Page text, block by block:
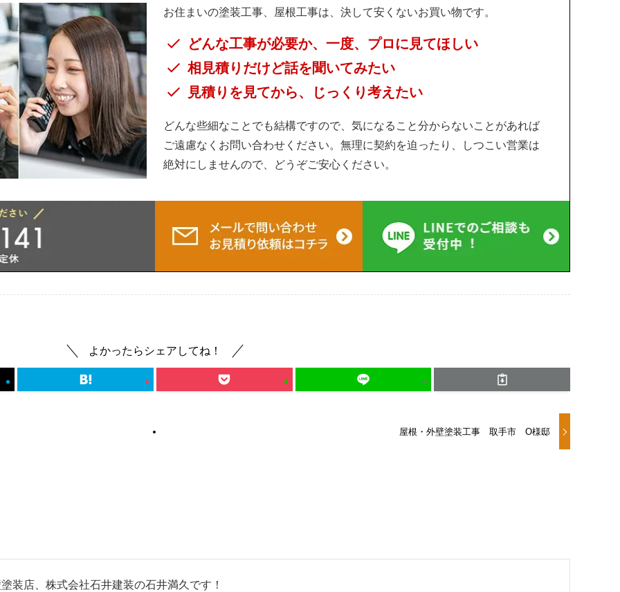
お住まいの塗装工事、屋根工事は、決して安くないお買い物です。
どんな工事が必要か、一度、プロに見てほしい
相見積りだけど話を聞いてみたい
見積りを見てから、じっくり考えたい
どんな些細なことでも結構ですので、気になること分からないことがあれば
ご遠慮なくお問い合わせください。無理に契約を迫ったり、しつこい営業は
絶対にしませんので、どうぞご安心ください。
よかったらシェアしてね！
屋根・外壁塗装工事 取手市 O様邸
装店、株式会社石井建装の石井満久です！